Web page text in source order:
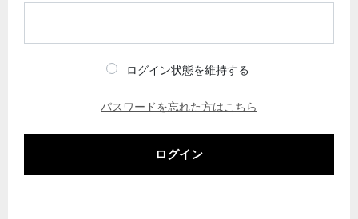
ログイン状態を維持する
パスワードを忘れた方はこちら
ログイン